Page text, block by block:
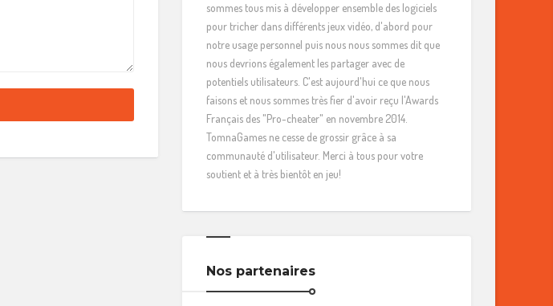
sommes tous mis à développer ensemble des logiciels
pour tricher dans différents jeux vidéo, d'abord pour
notre usage personnel puis nous nous sommes dit que
nous devrions également les partager avec de
potentiels utilisateurs. C'est aujourd'hui ce que nous
faisons et nous sommes très fier d'avoir reçu l'Awards
Français des "Pro-cheater" en novembre 2014.
TomnaGames ne cesse de grossir grâce à sa
communauté d'utilisateur. Merci à tous pour votre
soutient et à très bientôt en jeu!
Nos partenaires